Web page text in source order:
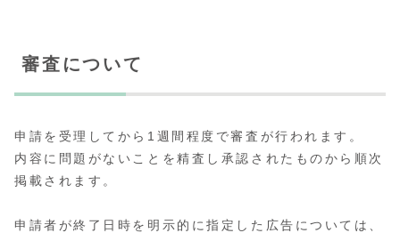
審査について
申請を受理してから1週間程度で審査が行われます。
内容に問題がないことを精査し承認されたものから順次
掲載されます。
申請者が終了日時を明示的に指定した広告については、